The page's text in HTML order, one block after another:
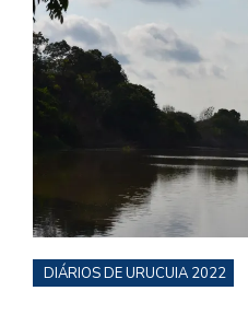
DIÁRIOS DE URUCUIA 2022